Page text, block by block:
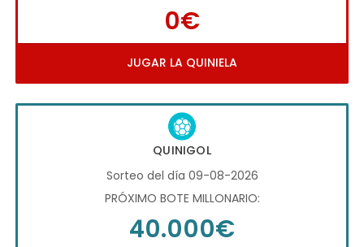
0€
JUGAR LA QUINIELA
QUINIGOL
Sorteo del día 09-08-2026
PRÓXIMO BOTE MILLONARIO:
40.000€